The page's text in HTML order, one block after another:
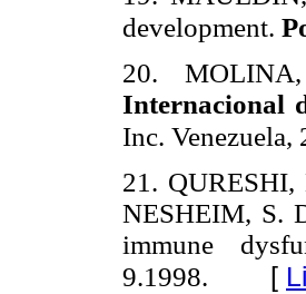
development.
20.
Internacional
Inc.
21.
NESHEIM, S.
immune
9.1998. [